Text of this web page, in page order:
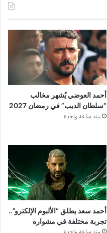
أحمد العوضي يُشهر مخالب
“سلطان الديب” في رمضان 2027
منذ ساعة واحدة
أحمد سعد يطلق “الألبوم الإلكترو”..
تجربة مختلفة في مشواره